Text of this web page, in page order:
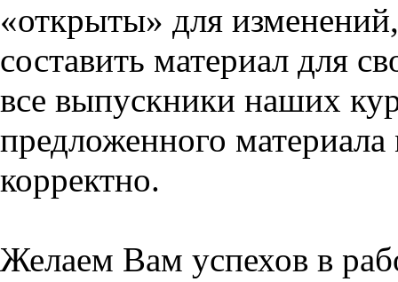
«открыты» для
составить материал для
все выпускники наших
предложенного
корректно.
Желаем Вам успехов в